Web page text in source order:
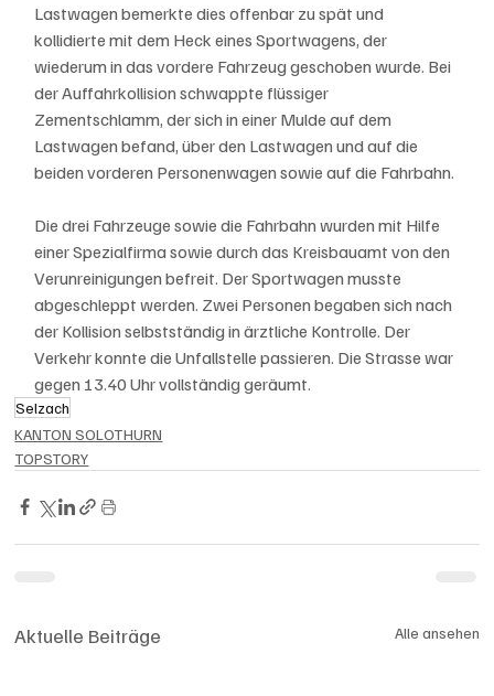
Lastwagen bemerkte dies offenbar zu spät und
kollidierte mit dem Heck eines Sportwagens, der
wiederum in das vordere Fahrzeug geschoben wurde. Bei
der Auffahrkollision schwappte flüssiger
Zementschlamm, der sich in einer Mulde auf dem
Lastwagen befand, über den Lastwagen und auf die
beiden vorderen Personenwagen sowie auf die Fahrbahn.
Die drei Fahrzeuge sowie die Fahrbahn wurden mit Hilfe
einer Spezialfirma sowie durch das Kreisbauamt von den
Verunreinigungen befreit. Der Sportwagen musste
abgeschleppt werden. Zwei Personen begaben sich nach
der Kollision selbstständig in ärztliche Kontrolle. Der
Verkehr konnte die Unfallstelle passieren. Die Strasse war
gegen 13.40 Uhr vollständig geräumt.
Selzach
KANTON SOLOTHURN
TOPSTORY
Aktuelle Beiträge Alle ansehen